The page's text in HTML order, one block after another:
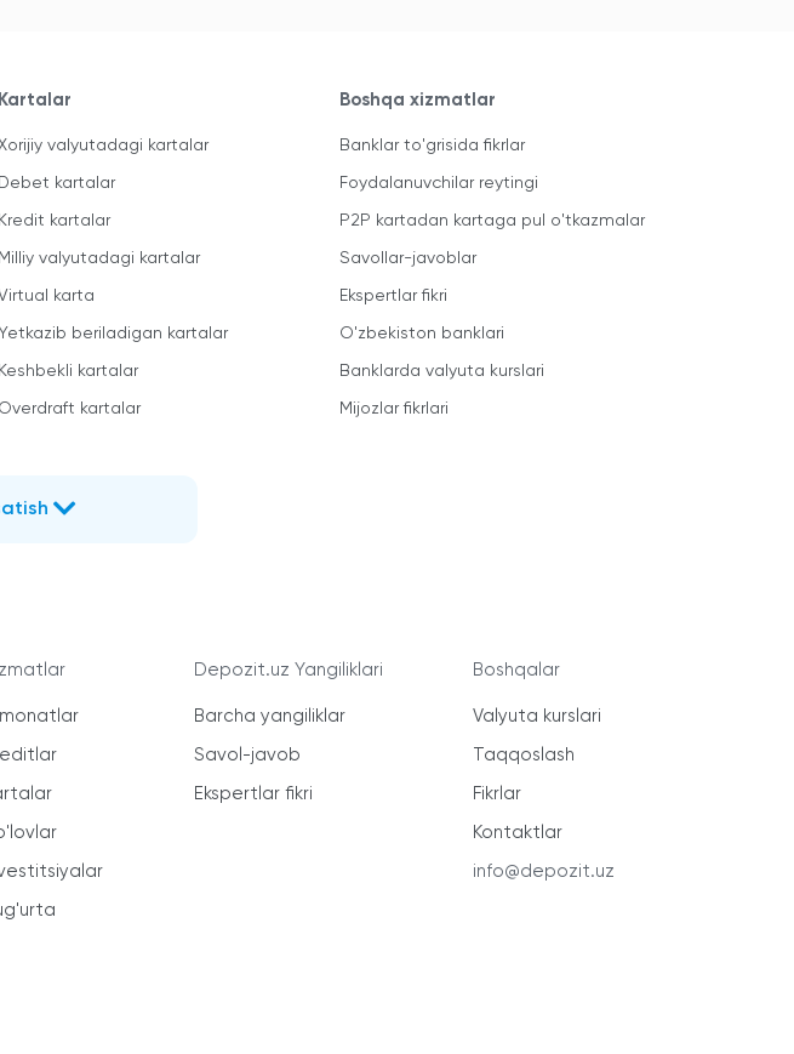
Kartalar
valyutadagi kartalar
Debet kartalar
Kredit kartalar
Milliy valyutadagi kartalar
karta
Yetkazib beriladigan kartalar
Keshbekli kartalar
Overdraft kartalar
Boshqa xizmatlar
Banklar to'grisida fikrlar
Foydalanuvchilar reytingi
P2P kartadan kartaga pul o'tkazmalar
Savollar-javoblar
Ekspertlar fikri
O'zbekiston banklari
Banklarda valyuta kurslari
Mijozlar fikrlari
Depozit.uz Yangiliklari
Barcha yangiliklar
Savol-javob
Ekspertlar fikri
Boshqalar
Valyuta kurslari
Taqqoslash
Fikrlar
Kontaktlar
info@depozit.uz